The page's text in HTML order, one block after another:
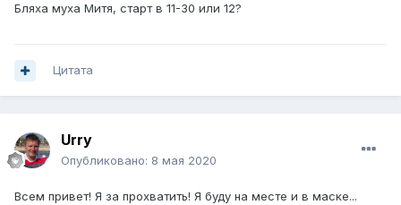
Бляха муха Митя, старт в 11-30 или 12?
Цитата
Urry
Опубликовано: 8 мая 2020
Всем привет! Я за прохватить! Я буду на месте и в маске...